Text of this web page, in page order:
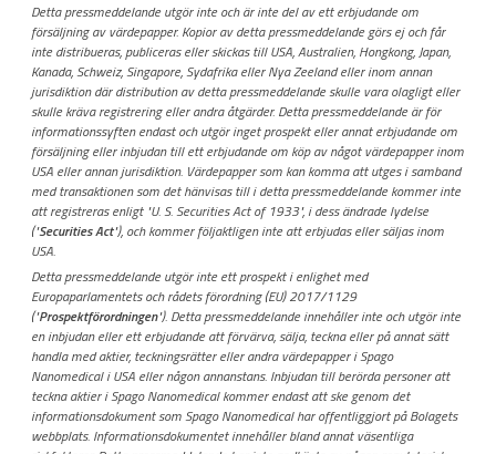
Detta pressmeddelande utgör inte och är inte del av ett erbjudande om
försäljning av värdepapper. Kopior av detta pressmeddelande görs ej och får
inte distribueras, publiceras eller skickas till USA, Australien, Hongkong, Japan,
Kanada, Schweiz, Singapore, Sydafrika eller Nya Zeeland eller inom annan
jurisdiktion där distribution av detta pressmeddelande skulle vara olagligt eller
skulle kräva registrering eller andra åtgärder. Detta pressmeddelande är för
informationssyften endast och utgör inget prospekt eller annat erbjudande om
försäljning eller inbjudan till ett erbjudande om köp av något värdepapper inom
USA eller annan jurisdiktion. Värdepapper som kan komma att utges i samband
med transaktionen som det hänvisas till i detta pressmeddelande kommer inte
att registreras enligt "U. S. Securities Act of 1933", i dess ändrade lydelse
("Securities Act"), och kommer följaktligen inte att erbjudas eller säljas inom
USA.
Detta pressmeddelande utgör inte ett prospekt i enlighet med
Europaparlamentets och rådets förordning (EU) 2017/1129
("Prospektförordningen"). Detta pressmeddelande innehåller inte och utgör inte
en inbjudan eller ett erbjudande att förvärva, sälja, teckna eller på annat sätt
handla med aktier, teckningsrätter eller andra värdepapper i Spago
Nanomedical i USA eller någon annanstans. Inbjudan till berörda personer att
teckna aktier i Spago Nanomedical kommer endast att ske genom det
informationsdokument som Spago Nanomedical har offentliggjort på Bolagets
webbplats. Informationsdokumentet innehåller bland annat väsentliga